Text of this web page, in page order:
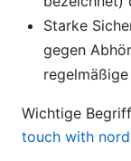
Starke
gegen
Wichtige
touch with